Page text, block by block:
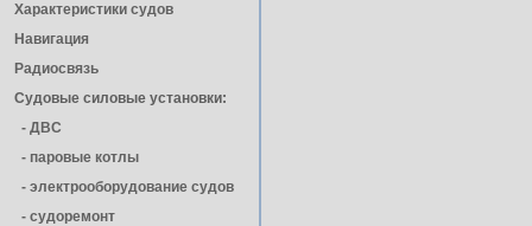
Характеристики судов
Навигация
Радиосвязь
Судовые силовые установки:
- ДВС
- паровые котлы
- электрооборудование судов
- cудоремонт